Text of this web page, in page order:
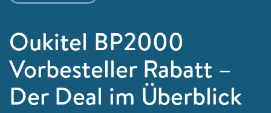
Oukitel BP2000
Vorbesteller Rabatt –
Der Deal im Überblick